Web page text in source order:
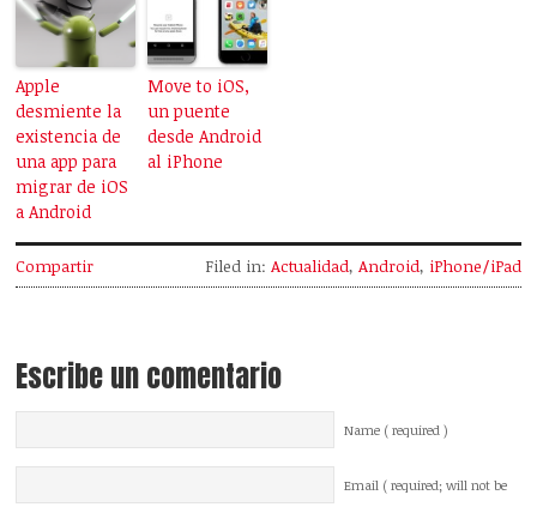
Apple
desmiente la
existencia de
una app para
migrar de iOS
a Android
Move to iOS,
un puente
desde Android
al iPhone
Compartir Filed in: Actualidad, Android, iPhone/iPad
Escribe un comentario
Name ( required )
Email ( required; will not be